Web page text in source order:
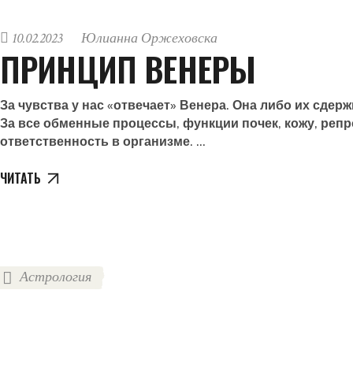
10.02.2023 Юлианна Оржеховска
ПРИНЦИП ВЕНЕРЫ
За чувства у нас «отвечает» Венера. Она либо их
За все обменные процессы, функции почек, кожу,
ответственность в организме.
ЧИТАТЬ
Астрология